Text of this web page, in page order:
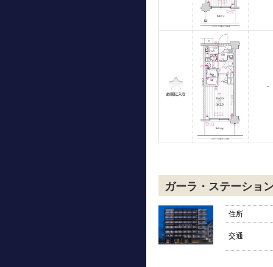
-
ガーラ・ステーショ
住所
交通